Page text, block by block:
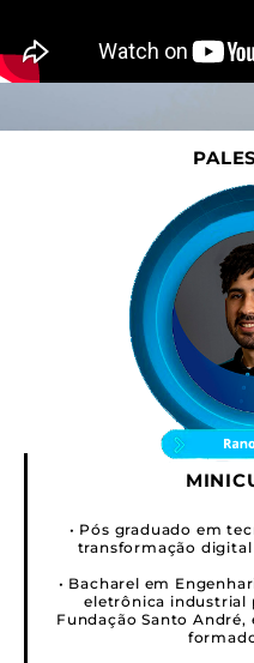
• Pós graduado em
transformação digital
• Bacharel em
eletrônica industrial
Fundação Santo